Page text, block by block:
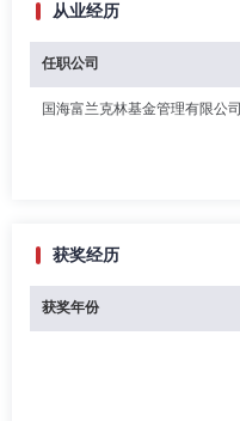
从业经历
任职公司
国海富兰克林基金管理有限公司
获奖经历
获奖年份